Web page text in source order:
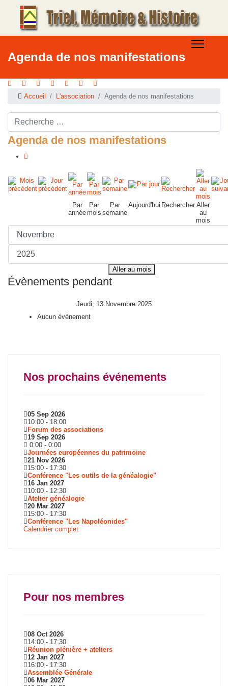
Agenda de nos manifestations
Accueil L'association Agenda de nos manifestations
Rechercher ...
Agenda de nos manifestations
Par
année
Par
mois
Par
semaine
Aujourd'hui Rechercher Aller
au
mois
Aller au mois
Évènements pendant
Jeudi, 13 Novembre 2025
Aucun évènement
Nos prochains événements
05 Sep 2026
10:00 - 18:00
Forum des associations
19 Sep 2026
0:00 - 0:00
Journées européennes du patrimoine
21 Nov 2026
15:00 - 17:30
Conférence "Les outils de la généalogie"
16 Jan 2027
10:00 - 12:30
Atelier généalogie
20 Mar 2027
15:00 - 17:30
Conférence "Les Napoléonides"
Calendrier complet
Pour nos membres
08 Oct 2026
14:00 - 17:30
Réunion plénière + ateliers
12 Jan 2027
16:00 - 17:30
Assemblée Générale
06 Mar 2027